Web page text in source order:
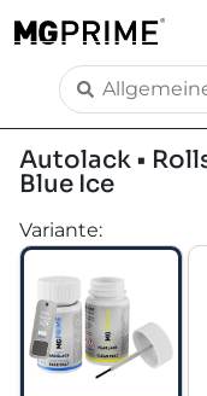
Autolack •
Blue Ice
Variante: